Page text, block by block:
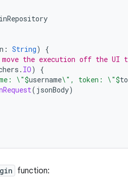
: String)
{
the execution off the UI
. IO)
{
\"$username\", token: \"$
( jsonBody)
function: